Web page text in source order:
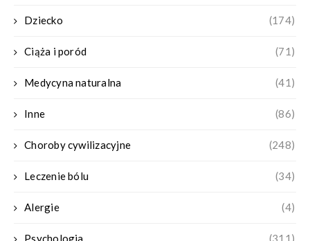
Dziecko (174)
Ciąża i poród (71)
Medycyna naturalna (41)
Inne (86)
Choroby cywilizacyjne (248)
Leczenie bólu (34)
Alergie (4)
Psychologia (311)